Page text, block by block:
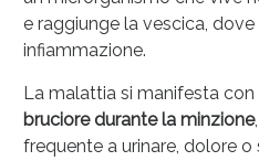
e raggiunge la vescica,
infiammazione.
La malattia si manifesta
bruciore durante la minzione
frequente a urinare, dolore